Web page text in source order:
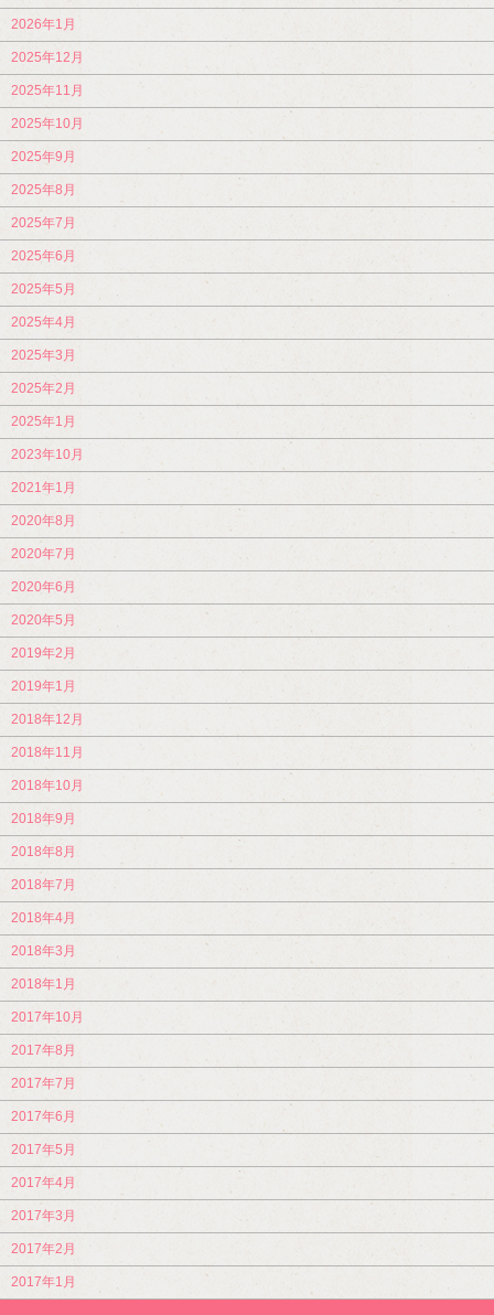
2026年1月
2025年12月
2025年11月
2025年10月
2025年9月
2025年8月
2025年7月
2025年6月
2025年5月
2025年4月
2025年3月
2025年2月
2025年1月
2023年10月
2021年1月
2020年8月
2020年7月
2020年6月
2020年5月
2019年2月
2019年1月
2018年12月
2018年11月
2018年10月
2018年9月
2018年8月
2018年7月
2018年4月
2018年3月
2018年1月
2017年10月
2017年8月
2017年7月
2017年6月
2017年5月
2017年4月
2017年3月
2017年2月
2017年1月